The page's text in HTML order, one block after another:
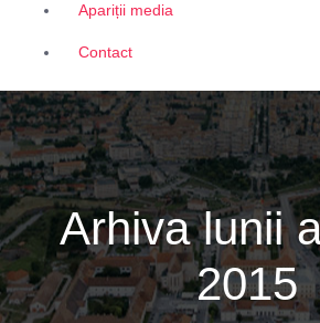
Apariții media
Contact
Arhiva lunii
2015